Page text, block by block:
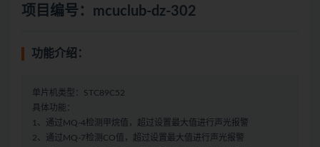
项目编号：mcuclub-dz-302
功能介绍：
单片机类型：STC89C52
具体功能：
1、通过MQ-4检测甲烷值，超过设置最大值进行声光报警
2、通过MQ-7检测CO值，超过设置最大值进行声光报警